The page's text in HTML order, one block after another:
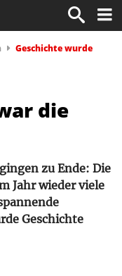
Geschichte wurde
die
zu Ende: Die
Jahr wieder viele
Geschichte